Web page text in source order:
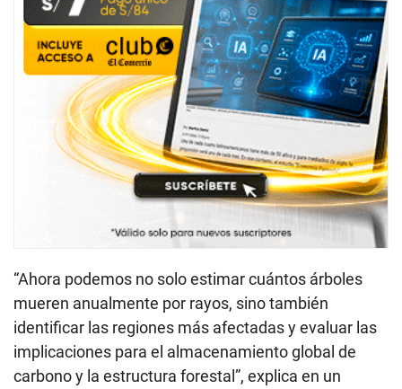
“Ahora podemos no solo estimar cuántos árboles
mueren anualmente por rayos, sino también
identificar las regiones más afectadas y evaluar las
implicaciones para el almacenamiento global de
carbono y la estructura forestal”, explica en un